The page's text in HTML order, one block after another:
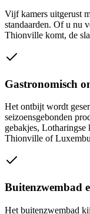
Vijf kamers uitgerust
standaarden. Of u nu
Thionville komt, de
Gastronomisch
Het ontbijt wordt
seizoensgebonden
gebakjes, Lotharingse
Thionville of
Buitenzwembad
Het buitenzwembad